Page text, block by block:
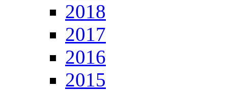
2018
2017
2016
2015